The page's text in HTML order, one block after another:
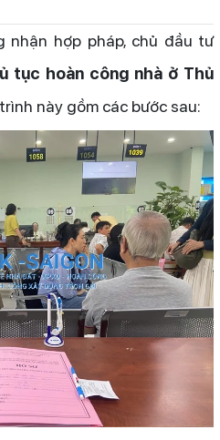
nhận hợp pháp, chủ đầu tư
tục hoàn công nhà ở Thủ
này gồm các bước sau: